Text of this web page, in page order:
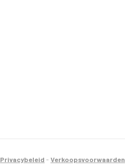
Privacybeleid - Verkoopsvoorwaarden